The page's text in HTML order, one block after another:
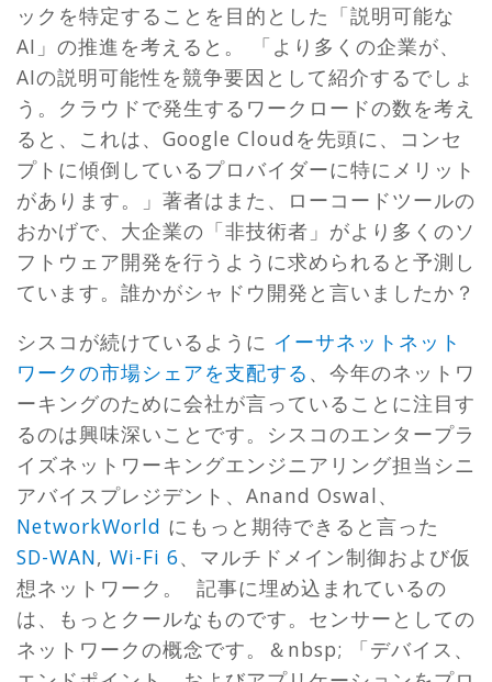
ックを特定することを目的とした「説明可能な
AI」の推進を考えると。 「より多くの企業が、
AIの説明可能性を競争要因として紹介するでしょ
う。クラウドで発生するワークロードの数を考え
ると、これは、Google Cloudを先頭に、コンセ
プトに傾倒しているプロバイダーに特にメリット
があります。」著者はまた、ローコードツールの
おかげで、大企業の「非技術者」がより多くのソ
フトウェア開発を行うように求められると予測し
ています。誰かがシャドウ開発と言いましたか？
シスコが続けているように イーサネットネット
ワークの市場シェアを支配する 、今年のネットワ
ーキングのために会社が言っていることに注目す
るのは興味深いことです。シスコのエンタープラ
イズネットワーキングエンジニアリング担当シニ
アバイスプレジデント、Anand Oswal、
NetworkWorld にもっと期待できると言った
SD-WAN, Wi-Fi 6、マルチドメイン制御および仮
想ネットワーク。 記事に埋め込まれているの
は、もっとクールなものです。センサーとしての
ネットワークの概念です。＆nbsp; 「デバイス、